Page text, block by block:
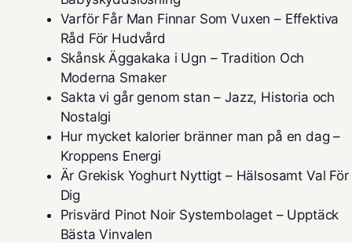
Varför Får Man Finnar Som Vuxen – Effektiva
Råd För Hudvård
Skånsk Äggakaka i Ugn – Tradition Och
Moderna Smaker
Sakta vi går genom stan – Jazz, Historia och
Nostalgi
Hur mycket kalorier bränner man på en dag –
Kroppens Energi
Är Grekisk Yoghurt Nyttigt – Hälsosamt Val För
Dig
Prisvärd Pinot Noir Systembolaget – Upptäck
Bästa Vinvalen